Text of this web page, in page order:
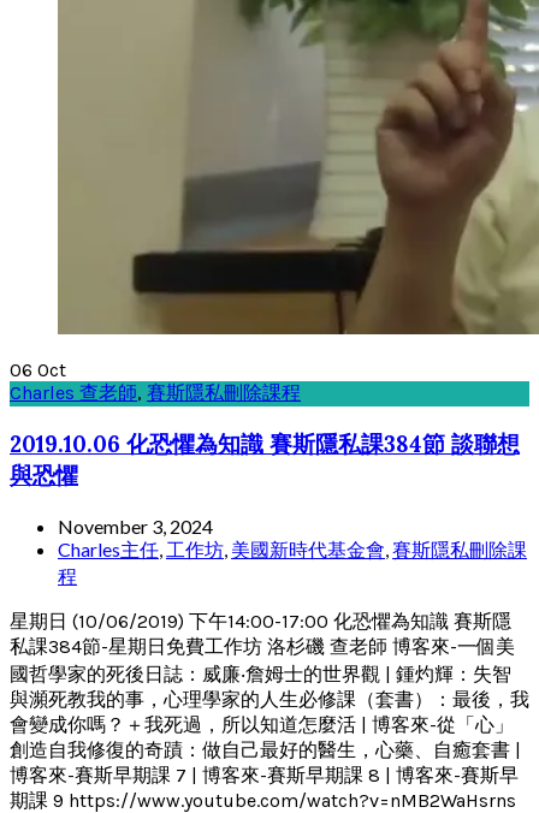
06 Oct
Charles 查老師, 賽斯隱私刪除課程
2019.10.06 化恐懼為知識 賽斯隱私課384節 談聯想
與恐懼
November 3, 2024
Charles主任 工作坊 美國新時代基金會 賽斯隱私刪除課
程
星期日 (10/06/2019) 下午14:00-17:00 化恐懼為知識 賽斯隱
私課384節-星期日免費工作坊 洛杉磯 查老師 博客來-一個美
國哲學家的死後日誌：威廉‧詹姆士的世界觀 | 鍾灼輝：失智
與瀕死教我的事，心理學家的人生必修課（套書）：最後，我
會變成你嗎？＋我死過，所以知道怎麼活 | 博客來-從「心」
創造自我修復的奇蹟：做自己最好的醫生，心藥、自癒套書 |
博客來-賽斯早期課 7 | 博客來-賽斯早期課 8 | 博客來-賽斯早
期課 9 https://www.youtube.com/watch?v=nMB2WaHsrns